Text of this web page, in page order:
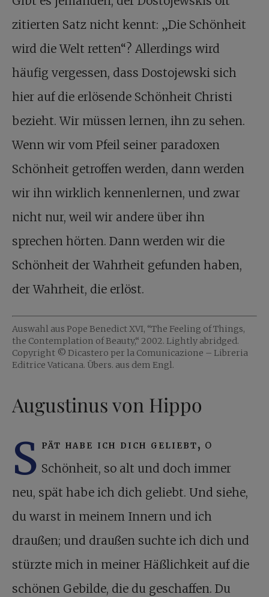
zitierten Satz nicht kennt: „Die Schönheit
wird die Welt retten“? Allerdings wird
häufig vergessen, dass Dostojewski sich
hier auf die erlösende Schönheit Christi
bezieht. Wir müssen lernen, ihn zu sehen.
Wenn wir vom Pfeil seiner paradoxen
Schönheit getroffen werden, dann werden
wir ihn wirklich kennenlernen, und zwar
nicht nur, weil wir andere über ihn
sprechen hörten. Dann werden wir die
Schönheit der Wahrheit gefunden haben,
der Wahrheit, die erlöst.
Auswahl aus Pope Benedict XVI, “The Feeling of Things,
the Contemplation of Beauty,“ 2002. Lightly abridged.
Copyright © Dicastero per la Comunicazione – Libreria
Editrice Vaticana. Übers. aus dem Engl.
Augustinus von Hippo
S pät habe ich dich geliebt, o
Schönheit, so alt und doch immer
neu, spät habe ich dich geliebt. Und siehe,
du warst in meinem Innern und ich
draußen; und draußen suchte ich dich und
stürzte mich in meiner Häßlichkeit auf die
schönen Gebilde, die du geschaffen. Du